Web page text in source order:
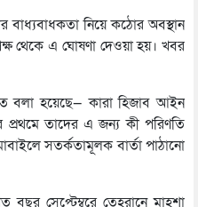
বাধ্যবাধকতা নিয়ে কঠোর অবস্থান
থেকে এ ঘোষণা দেওয়া হয়। খবর
বলা হয়েছে— কারা হিজাব আইন
তাদের এ জন্য কী পরিণতি
সতর্কতামূলক বার্তা পাঠানো
সেপ্টেম্বরে তেহরানে মাহশা